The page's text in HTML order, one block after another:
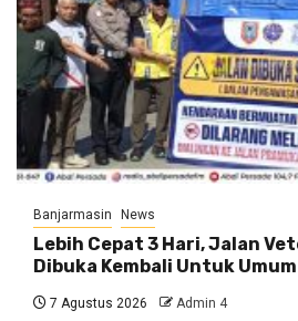
Banjarmasin News
Lebih Cepat 3 Hari, Jalan
Dibuka Kembali Untuk Umum
7 Agustus 2026 Admin 4